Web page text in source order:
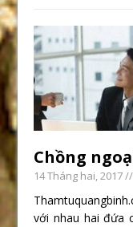
Chồng
14 Tháng hai, 2017
với nhau hai đứa